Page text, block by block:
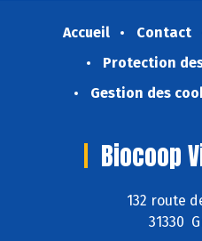
Accueil Contact
Protection
Gestion des
Biocoop
132 route
31330